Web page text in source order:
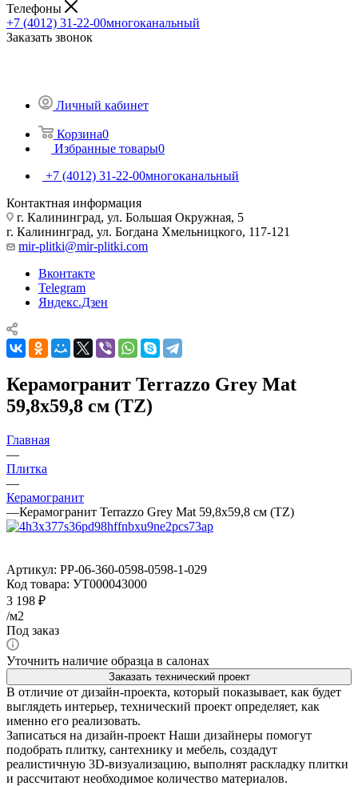
Телефоны
+7 (4012) 31-22-00многоканальный
Заказать звонок
Личный кабинет
Корзина0
Избранные товары0
+7 (4012) 31-22-00многоканальный
Контактная информация
г. Калининград, ул. Большая Окружная, 5
г. Калининград, ул. Богдана Хмельницкого, 117-121
mir-plitki@mir-plitki.com
Вконтакте
Telegram
Яндекс.Дзен
Керамогранит Terrazzo Grey Mat
59,8x59,8 см (TZ)
Главная
—
Плитка
—
Керамогранит
—Керамогранит Terrazzo Grey Mat 59,8x59,8 см (TZ)
Артикул: PP-06-360-0598-0598-1-029
Код товара: УТ000043000
3 198 ₽
/м2
Под заказ
Уточнить наличие образца в салонах
Заказать технический проект
В отличие от дизайн-проекта, который показывает, как будет
выглядеть интерьер, технический проект определяет, как
именно его реализовать.
Записаться на дизайн-проект Наши дизайнеры помогут
подобрать плитку, сантехнику и мебель, создадут
реалистичную 3D-визуализацию, выполнят раскладку плитки
и рассчитают необходимое количество материалов.